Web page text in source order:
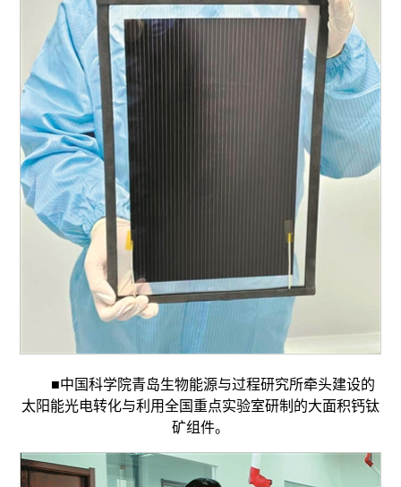
■中国科学院青岛生物能源与过程研究所牵头建设的
太阳能光电转化与利用全国重点实验室研制的大面积钙钛
矿组件。